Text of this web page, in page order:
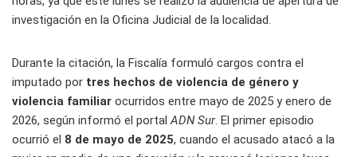
investigación en la Oficina Judicial de la localidad.
Durante la citación, la Fiscalía formuló cargos contra el
imputado por tres hechos de violencia de género y
violencia familiar ocurridos entre mayo de 2025 y enero de
2026, según informó el portalADN Sur. El primer episodio
ocurrió el 8 de mayo de 2025, cuando el acusado atacó a la